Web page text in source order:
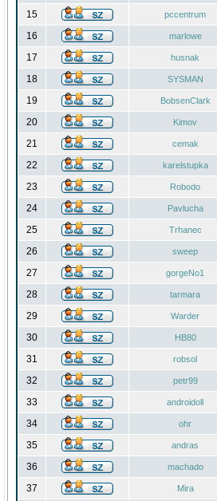
15 pccentrum
16 marlowe
17 husnak
18 SYSMAN
19 BobsenClark
20 Kimov
21 cemak
22 karelstupka
23 Robodo
24 Pavlucha
25 Trhanec
26 sweep
27 gorgeNo1
28 tarmara
29 Warder
30 HB80
31 robsol
32 petr99
33 androidoll
34 ohr
35 andras
36 machado
37 Mira